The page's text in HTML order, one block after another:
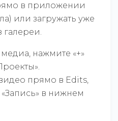
в приложении
или загружать уже
галереи.
нажмите «+»
прямо в Edits,
в нижнем